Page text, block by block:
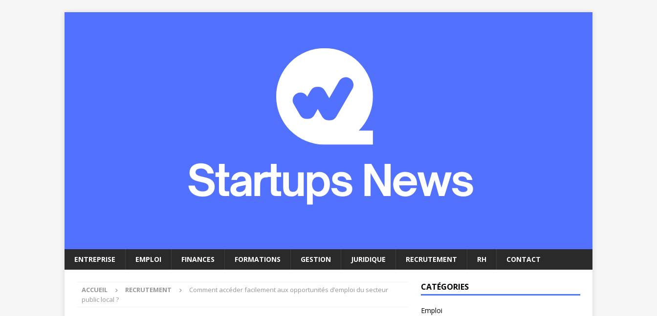
ENTREPRISE EMPLOI FINANCES FORMATIONS GESTION JURIDIQUE RECRUTEMENT RH CONTACT
ACCUEIL RECRUTEMENT
Comment accéder facilement aux opportunités d’emploi du secteur
public local ?
CATÉGORIES
Emploi